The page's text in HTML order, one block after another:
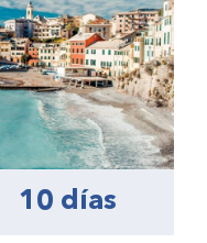
10 días